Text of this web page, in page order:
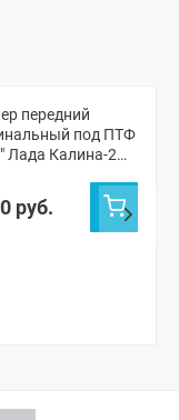
передний
под ПТФ
Лада Калина-2
руб.